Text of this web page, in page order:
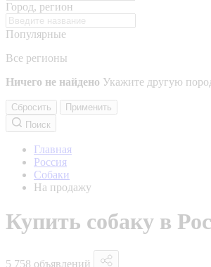
Город, регион
Популярные
Все регионы
Ничего не найдено Укажите другую
Сбросить
Применить
Поиск
Главная
Россия
Собаки
На продажу
Купить собаку в
5 758 объявлений